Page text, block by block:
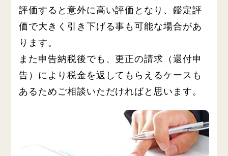
評価すると意外に高い評価となり、鑑定評
価で大きく引き下げる事も可能な場合があ
ります。
また申告納税後でも、更正の請求（還付申
告）により税金を返してもらえるケースも
あるためご相談いただければと思います。